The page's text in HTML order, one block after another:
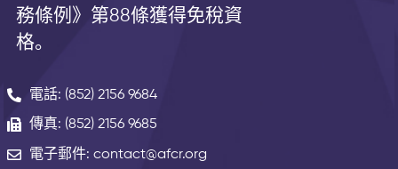
務條例》第88條獲得免稅資
格。
電話: (852) 2156 9684
傳真: (852) 2156 9685
電子郵件: contact@afcr.org